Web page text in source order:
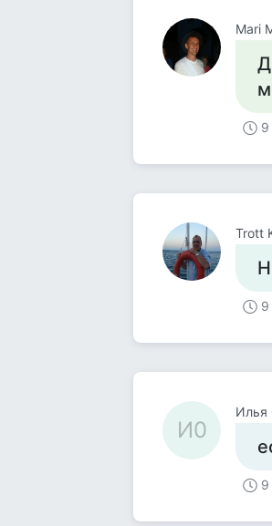
Mari
9
Trott
9
И0
Илья
9